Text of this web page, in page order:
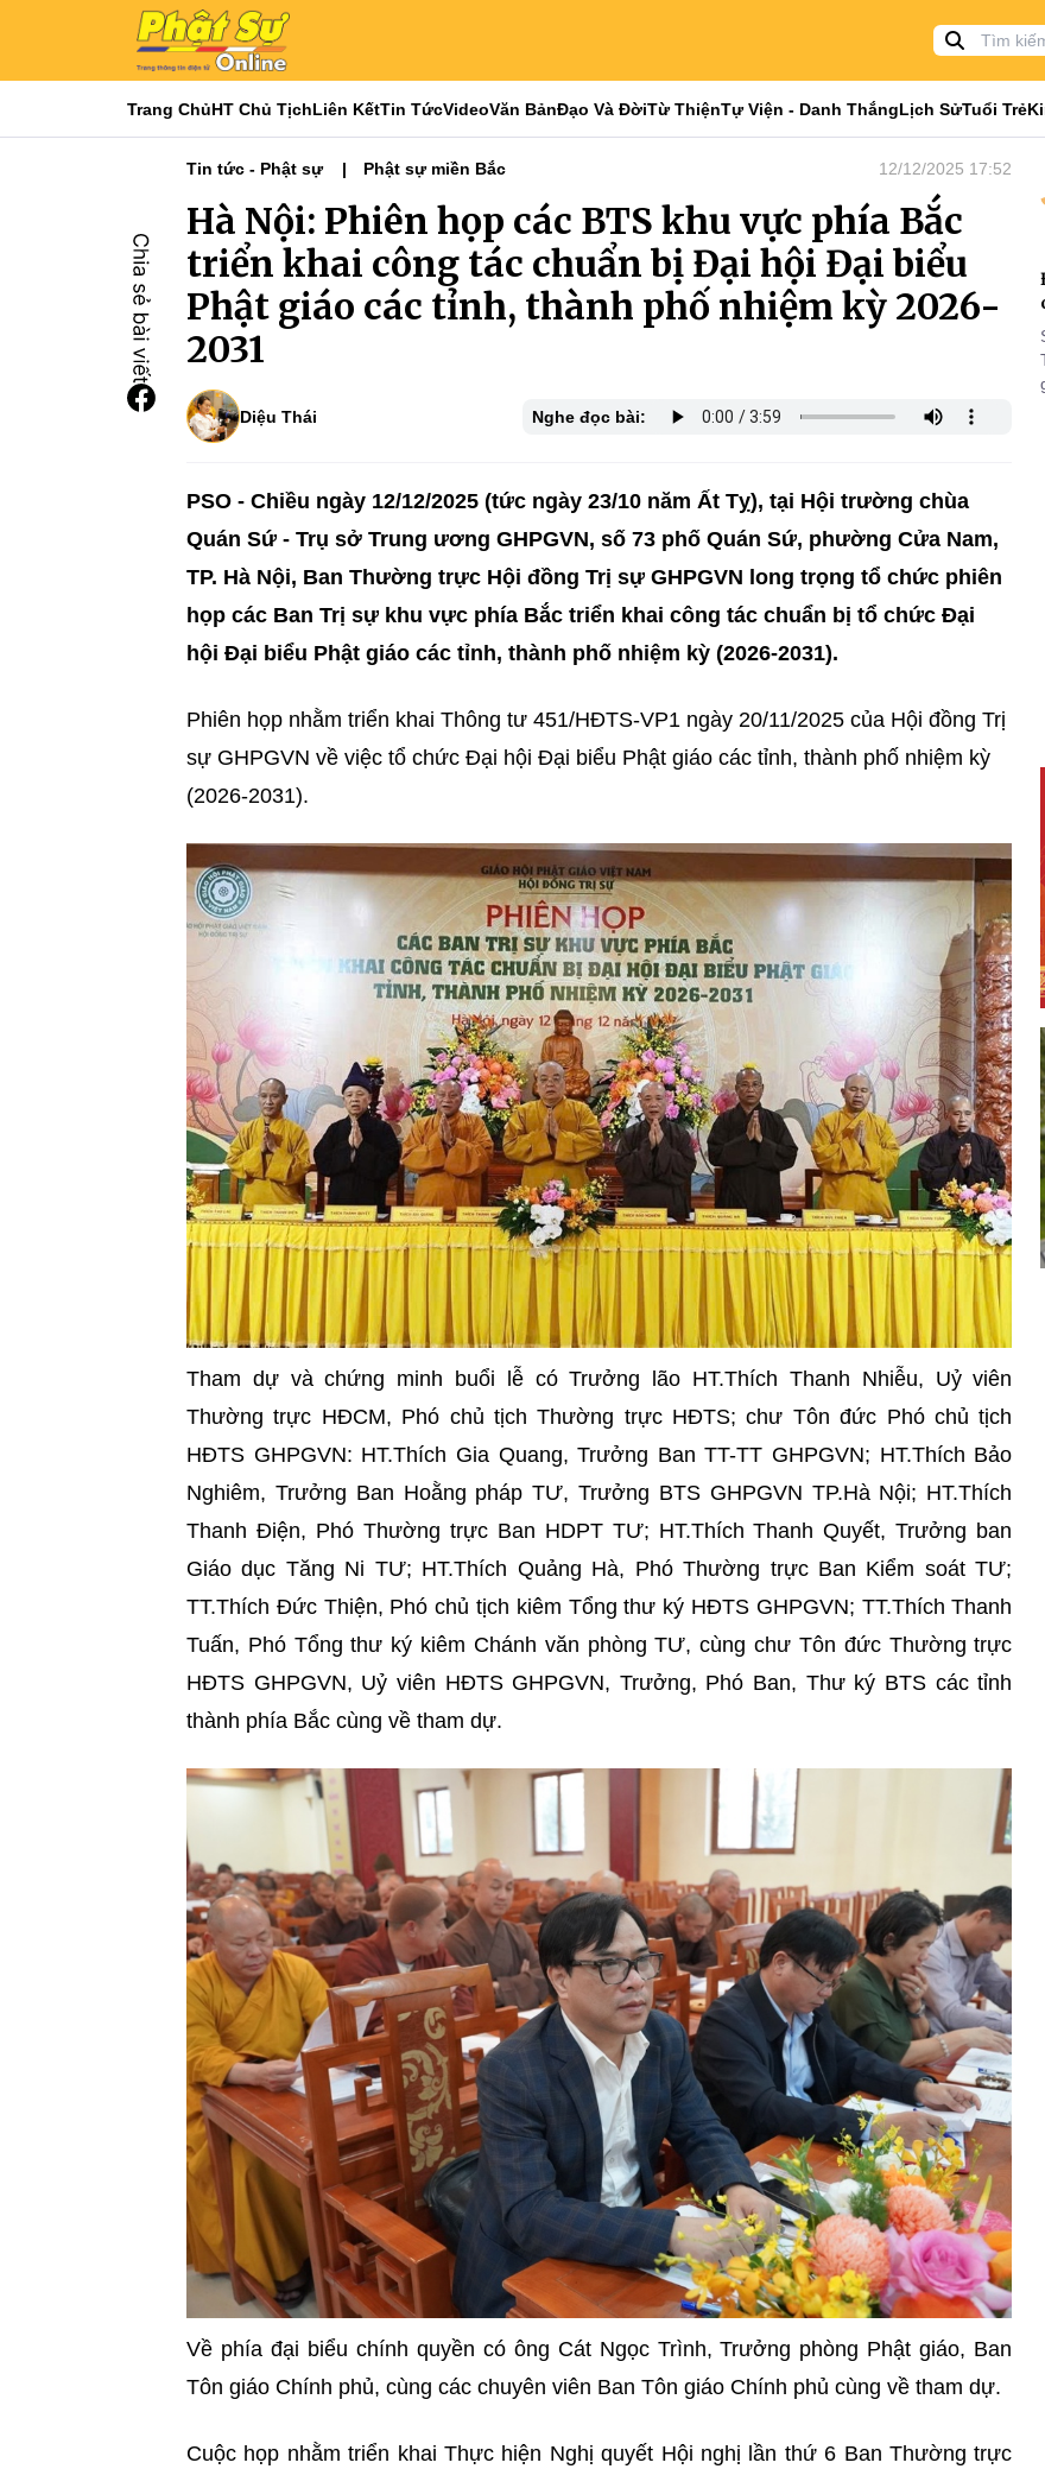
Trang ChủHT Chủ TịchLiên KếtTin TứcVideoVăn BảnĐạo Và ĐờiTừ ThiệnTự Viện - Danh ThắngLịch SửTuổi Trẻ
Tin tức - Phật sự Phật sự miền Bắc 12/12/2025 17:52
Hà Nội: Phiên họp các BTS khu vực phía Bắc
triển khai công tác chuẩn bị Đại hội Đại biểu
Phật giáo các tỉnh, thành phố nhiệm kỳ 2026-
2031
Diệu Thái Nghe đọc bài:
PSO - Chiều ngày 12/12/2025 (tức ngày 23/10 năm Ất Tỵ), tại Hội trường chùa
Quán Sứ - Trụ sở Trung ương GHPGVN, số 73 phố Quán Sứ, phường Cửa Nam,
TP. Hà Nội, Ban Thường trực Hội đồng Trị sự GHPGVN long trọng tổ chức phiên
họp các Ban Trị sự khu vực phía Bắc triển khai công tác chuẩn bị tổ chức Đại
hội Đại biểu Phật giáo các tỉnh, thành phố nhiệm kỳ (2026-2031).
Phiên họp nhằm triển khai Thông tư 451/HĐTS-VP1 ngày 20/11/2025 của Hội đồng Trị
sự GHPGVN về việc tổ chức Đại hội Đại biểu Phật giáo các tỉnh, thành phố nhiệm kỳ
(2026-2031).
Tham dự và chứng minh buổi lễ có Trưởng lão HT.Thích Thanh Nhiễu, Uỷ viên
Thường trực HĐCM, Phó chủ tịchThường trựcHĐTS; chư Tôn đức Phó chủ tịch
HĐTS GHPGVN: HT.Thích Gia Quang, Trưởng Ban TT-TT GHPGVN; HT.Thích Bảo
Nghiêm, Trưởng Ban Hoằng pháp TƯ, Trưởng BTS GHPGVN TP.Hà Nội; HT.Thích
Thanh Điện, Phó Thường trựcBan HDPT TƯ; HT.Thích Thanh Quyết, Trưởng ban
Giáo dục Tăng Ni TƯ; HT.Thích Quảng Hà, PhóThường trựcBan Kiểm soát TƯ;
TT.Thích Đức Thiện, Phó chủ tịch kiêm Tổng thư ký HĐTS GHPGVN; TT.Thích Thanh
Tuấn, Phó Tổng thư ký kiêm Chánh văn phòng TƯ, cùng chư Tôn đức Thường trực
HĐTS GHPGVN, Uỷ viên HĐTS GHPGVN, Trưởng, Phó Ban, Thư ký BTS các tỉnh
thành phía Bắc cùng về tham dự.
Về phía đại biểu chính quyền có ông Cát Ngọc Trình, Trưởng phòng Phật giáo, Ban
Tôn giáo Chính phủ, cùng các chuyên viên Ban Tôn giáo Chính phủ cùng về tham dự.
Cuộc họp nhằm triển khai Thực hiện Nghị quyết Hội nghị lần thứ 6 Ban Thường trực